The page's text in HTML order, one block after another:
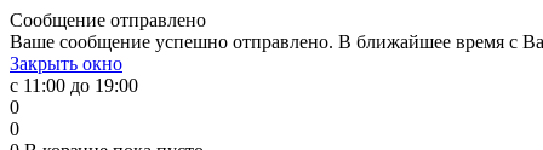
Сообщение отправлено
Ваше сообщение успешно отправлено. В ближайшее время с
Закрыть окно
с 11:00 до 19:00
0
0